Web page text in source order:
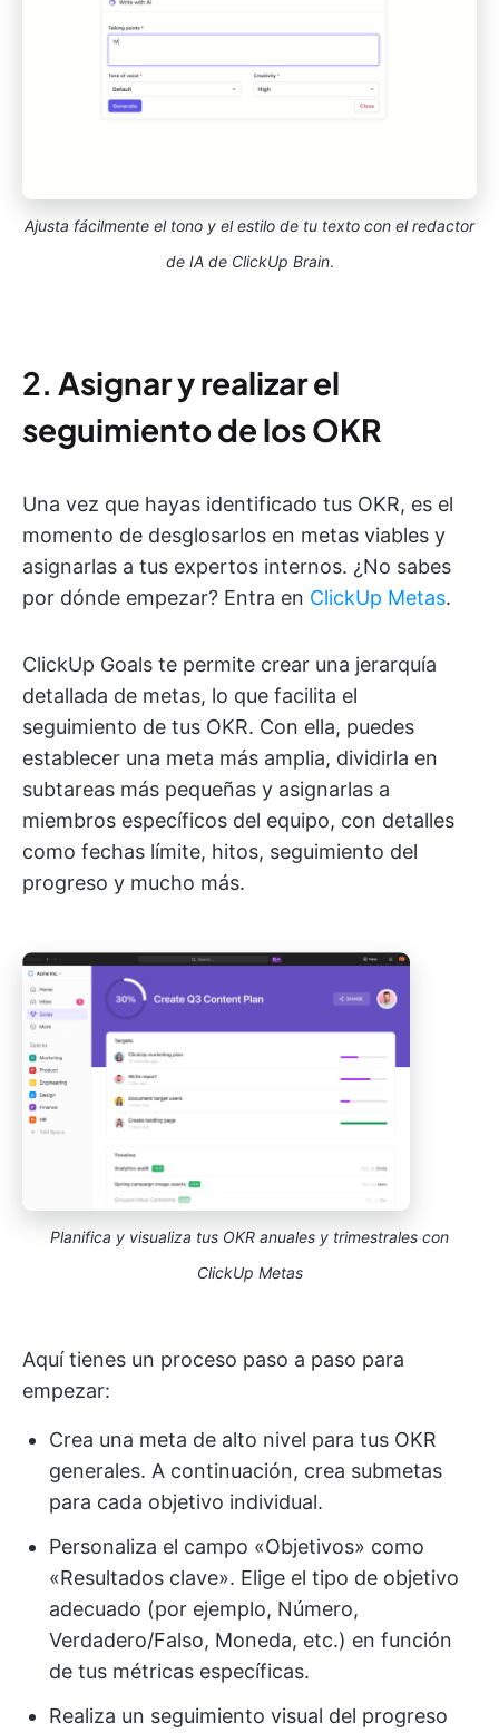
Ajusta fácilmente el tono y el estilo de tu texto con el redactor
de IA de ClickUp Brain.
2. Asignar y realizar el
seguimiento de los OKR
Una vez que hayas identificado tus OKR, es el
momento de desglosarlos en metas viables y
asignarlas a tus expertos internos. ¿No sabes
por dónde empezar? Entra en ClickUp Metas.
ClickUp Goals te permite crear una jerarquía
detallada de metas, lo que facilita el
seguimiento de tus OKR. Con ella, puedes
establecer una meta más amplia, dividirla en
subtareas más pequeñas y asignarlas a
miembros específicos del equipo, con detalles
como fechas límite, hitos, seguimiento del
progreso y mucho más.
Planifica y visualiza tus OKR anuales y trimestrales con
ClickUp Metas
Aquí tienes un proceso paso a paso para
empezar:
Crea una meta de alto nivel para tus OKR
generales. A continuación, crea submetas
para cada objetivo individual.
Personaliza el campo «Objetivos» como
«Resultados clave». Elige el tipo de objetivo
adecuado (por ejemplo, Número,
Verdadero/Falso, Moneda, etc.) en función
de tus métricas específicas.
Realiza un seguimiento visual del progreso